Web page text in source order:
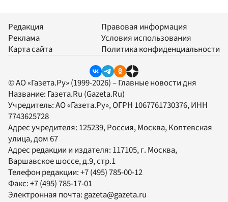
Редакция
Реклама
Карта сайта
Правовая информация
Условия использования
Политика конфиденциальности
© АО «Газета.Ру» (1999-2026) – Главные новости дня
Название: Газета.Ru (Gazeta.Ru)
Учредитель:АО «Газета.Ру», ОГРН 1067761730376, ИНН
7743625728
Адрес учредителя: 125239, Россия, Москва, Коптевская
улица, дом 67
Адрес редакции и издателя: 117105, г. Москва,
Варшавское шоссе, д.9, стр.1
Телефон редакции:+7 (495) 785-00-12
Факс:+7 (495) 785-17-01
Электронная почта:gazeta@gazeta.ru